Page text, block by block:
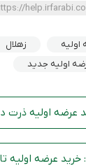
اولیه
زهلال
اولیه جدید
عرضه اولیه ذرت
خرید عرضه‌ اولیه